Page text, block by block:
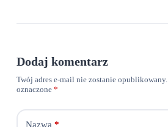
Dodaj komentarz
Twój adres e-mail nie zostanie opublikowany.
oznaczone *
Nazwa *